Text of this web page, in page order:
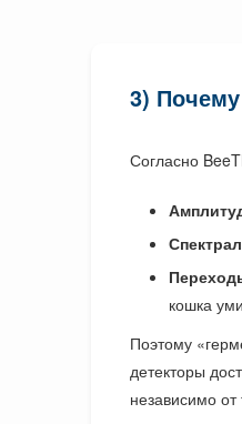
3)
Согласно
кошка
Поэтому
детекторы
независимо